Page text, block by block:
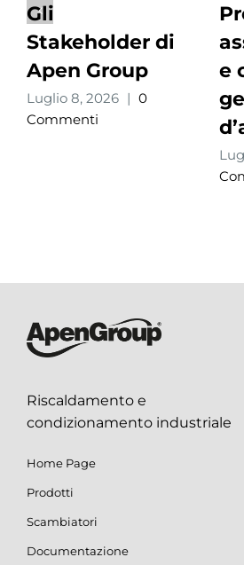
Gli
Stakeholder di
Apen Group
Luglio 8, 2026 | 0
Commenti
e
Riscaldamento e
condizionamento industriale
Home Page
Prodotti
Scambiatori
Documentazione